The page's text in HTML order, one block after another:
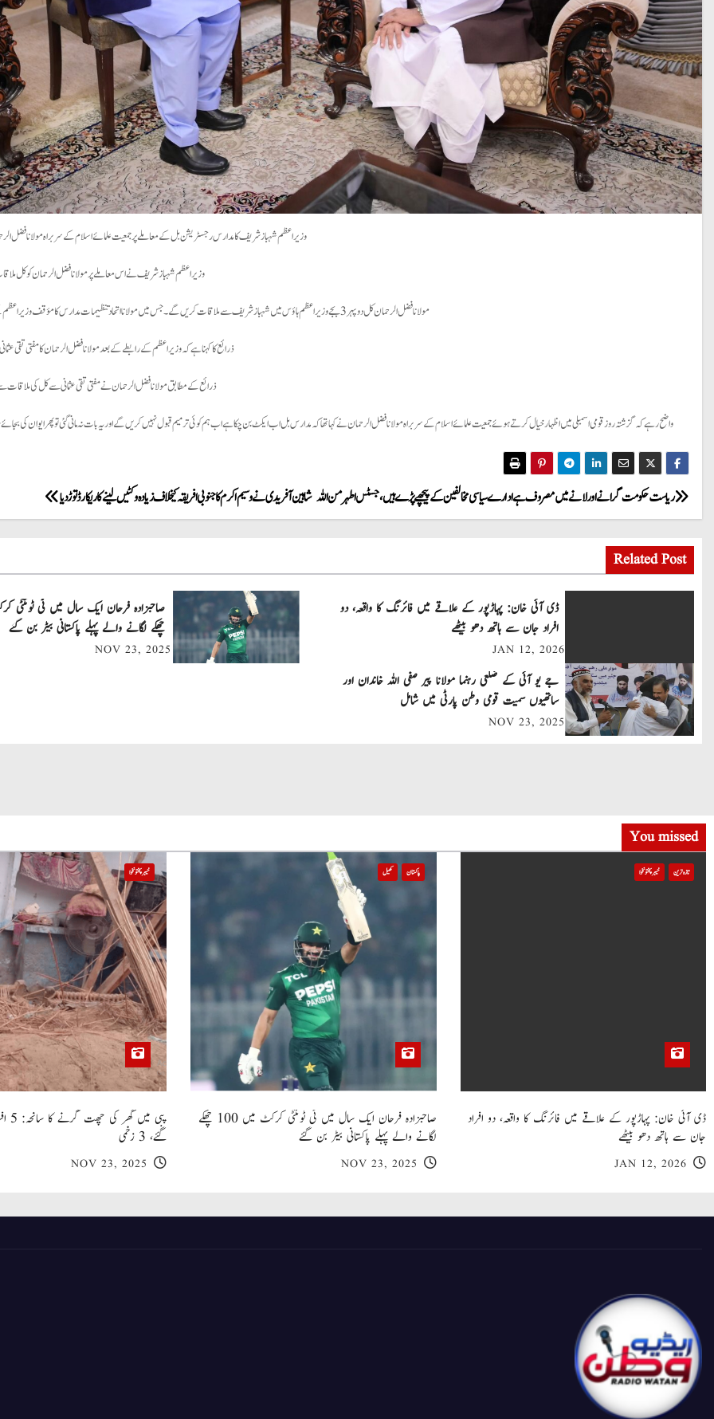
وزیراعظم شہبازشریف کا مدارس رجسٹریشن بل کے معاملے پر جمعیت علمائے اسلام کے سربراہ مولانا فضل
وزیراعظم شہباز شریف نے اس معاملے پر مولانا فضل الرحمان کو کل
مولانا فضل الرحمان کل دوپہر 3 بجے وزیراعظم ہاؤس میں شہباز شریف سے ملاقات کریں گے۔جس میں مولانا اتحاد تنظیمات مدارس کا مؤقف وزیراعظم کے سامنے رکھیں گے۔
ذرائع کا کہنا ہے کہ وزیراعظم کے رابطے کے بعد مولانا فضل الرحمان کا مفتی تقی
ذرائع کے مطابق مولانا فضل الرحمان نے مفتی تقی عثمانی سے کل کی
واضح رہے کہ گزشتہ روز قومی اسمبلی میں اظہار خیال کرتے ہوئے جمعیت علمائے اسلام کے سربراہ مولانا فضل الرحمان نے کہا تھا کہ مدارس بل اب ایکٹ بن چکا ہے اب ہم کوئی ترمیم قبول نہیں کریں گے اور یہ بات نہ مانی گئی تو پھر ایوان کی
P
o
s
a
v
i
t
i
شاہین آفریدی نے وسیم اکرم کا جنوبی افریقہ کیخلاف زیادہ وکٹیں لینے کا ریکارڈ توڑ دیاریاست حکومت گرانے اور لانے میں مصروف ہے ادارے سیاسی مخالفین کے پیچھے پڑے ہیں، جسٹس اطہر من اللہ
Related Post
ڈی آئی خان: پہاڑپور کے علاقے میں فائرنگ کا واقعہ، دو
افراد جان سے ہاتھ دھو بیٹھے
JAN 12, 2026
چھکے لگانے والے پہلے پاکستانی بیٹر بن گئے
NOV 23, 2025
جے یو آئی کے ضلعی رہنما مولانا پیر صفی اللہ خاندان اور
ساتھیوں سمیت قومی وطن پارٹی میں شامل
NOV 23, 2025
You missed
تازہ ترین خیبر پختونخوا
ڈی آئی خان: پہاڑپور کے علاقے میں فائرنگ کا واقعہ، دو افراد
جان سے ہاتھ دھو بیٹھے
JAN 12, 2026
پاکستان کھیل
صاحبزادہ فرحان ایک سال میں ٹی ٹوئنٹی کرکٹ میں 100 چھکے
لگانے والے پہلے پاکستانی بیٹر بن گئے
NOV 23, 2025
خیبر پختونخوا
گئے، 3 زخمی
NOV 23, 2025